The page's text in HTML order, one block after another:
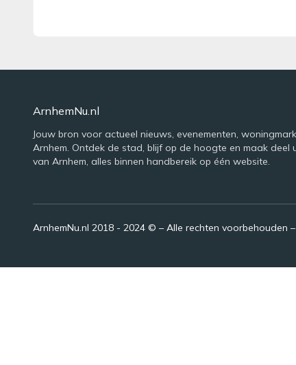
ArnhemNu.nl
Jouw bron voor actueel nieuws, evenementen,
Arnhem. Ontdek de stad, blijf op de hoogte en maak deel
van Arnhem, alles binnen handbereik op één website.
ArnhemNu.nl 2018 - 2024 © – Alle rechten voorbehouden –